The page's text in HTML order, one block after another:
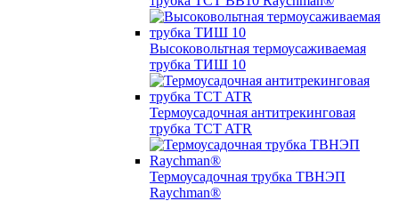
Высоковольтная термоусаживаемая
трубка ТИШ 10
Термоусадочная антитрекинговая
трубка TCT ATR
Термоусадочная трубка ТВНЭП
Raychman®